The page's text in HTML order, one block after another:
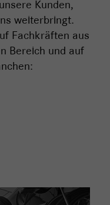
Kunden,
weiterbringt.
Fachkräften aus
Bereich und auf